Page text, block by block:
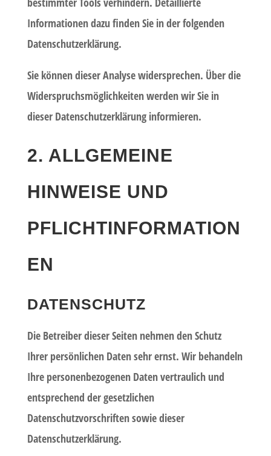
Informationen dazu finden Sie in der folgenden
Datenschutzerklärung.
Sie können dieser Analyse widersprechen. Über die
Widerspruchsmöglichkeiten werden wir Sie in
dieser Datenschutzerklärung informieren.
2. ALLGEMEINE
HINWEISE UND
PFLICHTINFORMATION
EN
DATENSCHUTZ
Die Betreiber dieser Seiten nehmen den Schutz
Ihrer persönlichen Daten sehr ernst. Wir behandeln
Ihre personenbezogenen Daten vertraulich und
entsprechend der gesetzlichen
Datenschutzvorschriften sowie dieser
Datenschutzerklärung.